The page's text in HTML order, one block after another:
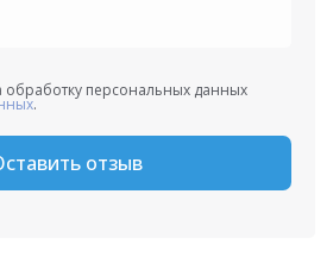
обработку персональных данных
.
отзыв